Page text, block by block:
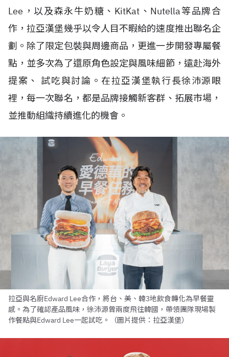
Lee，以及森永牛奶糖、KitKat、Nutella等品牌合
作，拉亞漢堡幾乎以令人目不暇給的速度推出聯名企
劃。除了限定包裝與周邊商品，更進一步開發專屬餐
點，並多次為了還原角色設定與風味細節，遠赴海外
提案、 試吃與討論。在拉亞漢堡執行長徐沛源眼
裡，每一次聯名，都是品牌接觸新客群、拓展市場，
並推動組織持續進化的機會。
拉亞與名廚Edward Lee合作，將台、美、韓3地飲食轉化為早餐靈
感。為了確認產品風味，徐沛源曾兩度飛往韓國，帶領團隊現場製
作餐點與Edward Lee一起試吃。（圖片提供：拉亞漢堡）